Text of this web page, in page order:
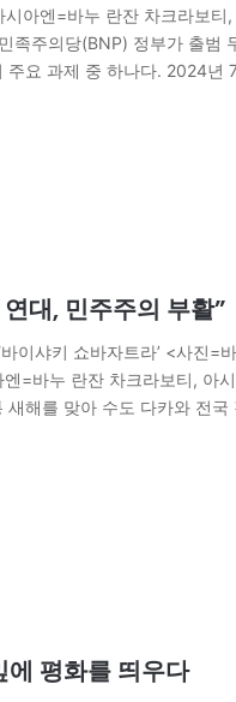
아엔=바누 란잔 차크라보티
족주의당(BNP) 정부가 출범
요 과제 중 하나다. 2024년
대, 민주주의 부활”
이샤키 쇼바자트라’ <사진=
=바누 란잔 차크라보티, 아
해를 맞아 수도 다카와 전
에 평화를 띄우다